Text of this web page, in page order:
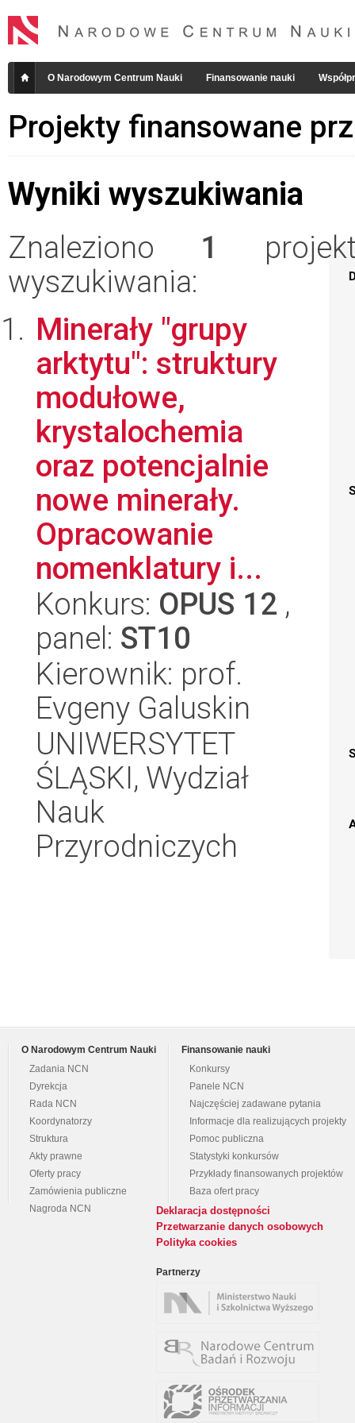
O Narodowym Centrum Nauki Finansowanie nauki
Projekty finansowane
Wyniki wyszukiwania
Znaleziono 1
wyszukiwania:
Minerały "grupy
arktytu": struktury
modułowe,
krystalochemia
oraz potencjalnie
nowe minerały.
Opracowanie
nomenklatury i...
Konkurs: OPUS 12 ,
panel: ST10
Kierownik: prof.
Evgeny Galuskin
UNIWERSYTET
ŚLĄSKI, Wydział
Nauk
Przyrodniczych
O Narodowym Centrum Nauki
Zadania NCN
Dyrekcja
Rada NCN
Koordynatorzy
Struktura
Akty prawne
Oferty pracy
Zamówienia publiczne
Nagroda NCN
Finansowanie nauki
Konkursy
Panele NCN
Najczęściej zadawane pytania
Informacje dla realizujących projekty
Pomoc publiczna
Statystyki konkursów
Przykłady finansowanych projektów
Baza ofert pracy
Deklaracja dostępności
Przetwarzanie danych osobowych
Polityka cookies
Partnerzy